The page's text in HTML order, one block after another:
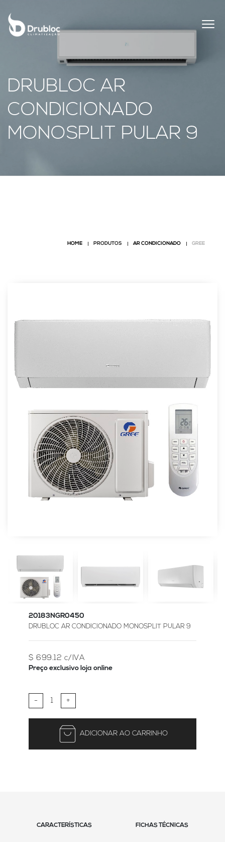
DRUBLOC AR
CONDICIONADO
MONOSPLIT PULAR 9
HOME PRODUTOS AR CONDICIONADO GREE
20183NGR0450
DRUBLOC AR CONDICIONADO MONOSPLIT PULAR 9
$ 699.12 c/IVA
Preço exclusivo loja online
- +
ADICIONAR AO CARRINHO
CARACTERÍSTICAS FICHAS TÉCNICAS